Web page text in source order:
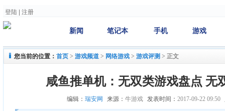
登陆 注册
新闻 笔记本 手机 游戏
您当前的位置： 首页 > 游戏频道 > 网络游戏 > 游戏评测 > 正文
咸鱼推单机：无双类游戏盘点 无
编辑： 瑞安网 来源： 牛游戏 发表时间： 2017-09-22 09:50